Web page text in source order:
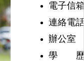
電子信
連絡電
辦公室
學 歷：